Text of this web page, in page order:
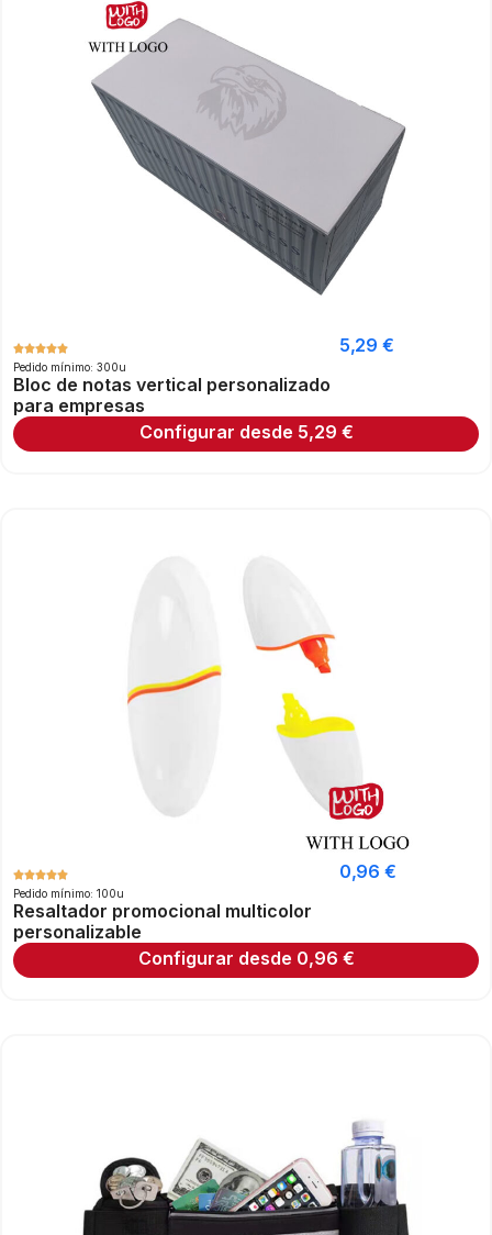
Pedido mínimo: 300u
Bloc de notas vertical personalizado
para empresas
5,29 €
Configurar desde 5,29 €
Pedido mínimo: 100u
Resaltador promocional multicolor
personalizable
0,96 €
Configurar desde 0,96 €